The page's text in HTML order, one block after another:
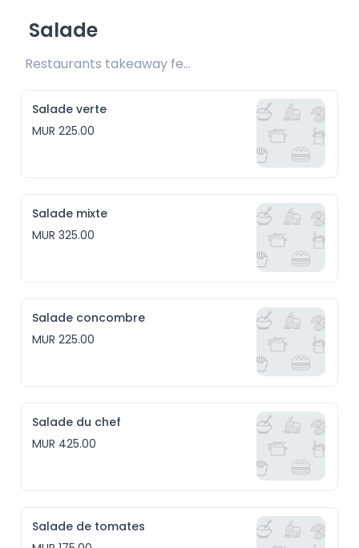
Salade
Restaurants takeaway fee Rs25 included
Salade verte
MUR 225.00
Salade mixte
MUR 325.00
Salade concombre
MUR 225.00
Salade du chef
MUR 425.00
Salade de tomates